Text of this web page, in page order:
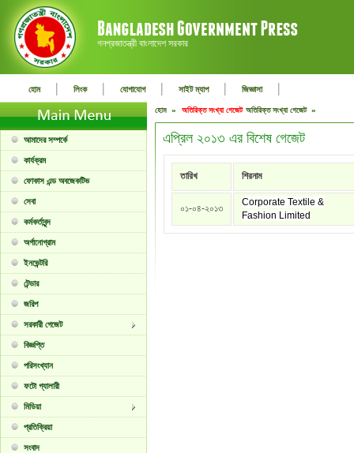
গনপ্রজাতন্ত্রী বাংলাদেশ সরকার
হোম | লিংক | যোগাযোগ | সাইট ম্যাপ | জিজ্ঞাসা |
আমাদের সম্পর্কে
কার্যক্রম
ফোকাস এন্ড অবজেকটিভ
সেবা
কর্মকর্তাবৃন্দ
অর্গানোগ্রাম
ইনভেন্টরি
টেন্ডার
জরিপ
সরকারী গেজেট
বিজ্ঞপ্তি
পরিসংখ্যান
ফটো গ্যালারী
মিডিয়া
প্রতিক্রিয়া
সংবাদ
হোম » অতিরিক্ত সংখ্যা গেজেট অতিরিক্ত সংখ্যা গেজেট »
এপ্রিল ২০১৩ এর বিশেষ গেজেট
তারিখ শিরনাম
০১-০৪-২০১৩
Corporate Textile &
Fashion Limited